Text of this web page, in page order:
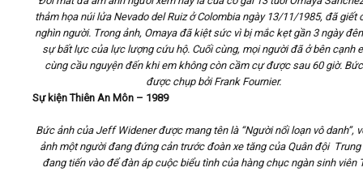
thảm họa núi lửa Nevado del Ruiz ở Colombia ngày 13/11/1985, đã giết
nghìn người. Trong ảnh, Omaya đã kiệt sức vì bị mắc kẹt gần 3 ngày
sự bất lực của lực lượng cứu hộ. Cuối cùng, mọi người đã ở bên cạnh
cùng cầu nguyện đến khi em không còn cầm cự được sau 60 giờ.
được chụp bởi Frank Fournier.
Sự kiện Thiên An Môn – 1989
Bức ảnh của Jeff Widener được mang tên là “Người nổi loạn vô danh”,
ảnh một người đang đứng cản trước đoàn xe tăng của Quân đội Trung
đang tiến vào để đàn áp cuộc biểu tình của hàng chục ngàn sinh viên